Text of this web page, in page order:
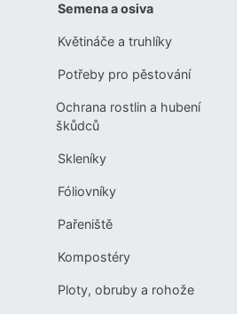
Semena a osiva
Květináče a truhlíky
Potřeby pro pěstování
Ochrana rostlin a hubení
škůdců
Skleníky
Fóliovníky
Pařeniště
Kompostéry
Ploty, obruby a rohože